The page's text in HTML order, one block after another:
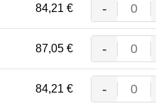
84,21 €
MASCOT®
Menge
-
87,05 €
MASCOT®
Menge
-
84,21 €
MASCOT®
-